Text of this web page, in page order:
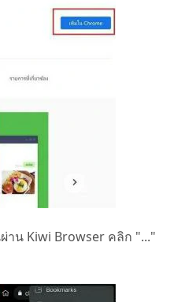
าน Kiwi Browser คลิก "..."